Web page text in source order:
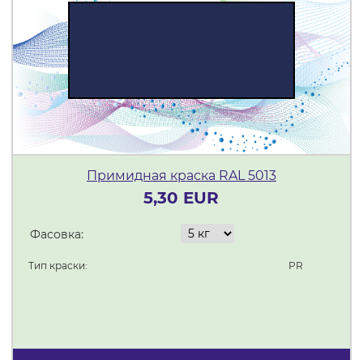
Примидная краска RAL 5013
5,30 EUR
Фасовка:
Тип краски: PR